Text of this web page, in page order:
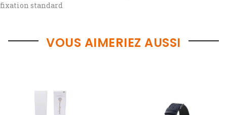
fixation standard
VOUS AIMERIEZ AUSSI